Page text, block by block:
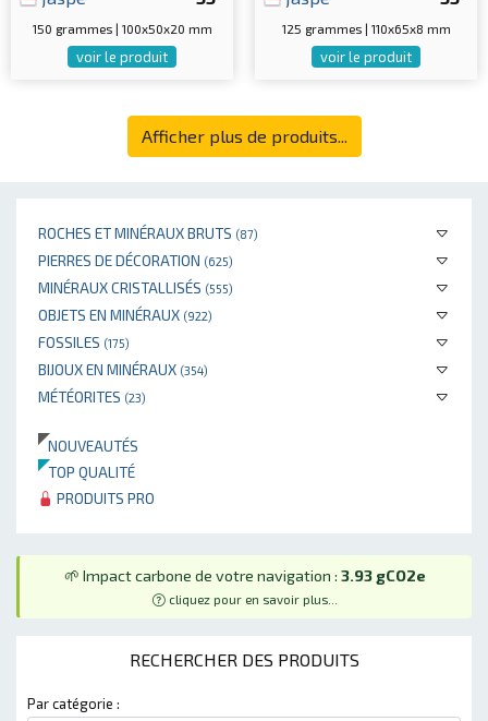
ROCHES ET MINÉRAUX BRUTS (87)
PIERRES DE DÉCORATION (625)
MINÉRAUX CRISTALLISÉS (555)
OBJETS EN MINÉRAUX (922)
FOSSILES (175)
BIJOUX EN MINÉRAUX (354)
MÉTÉORITES (23)
NOUVEAUTÉS
TOP QUALITÉ
PRODUITS PRO
🌱 Impact carbone de votre navigation : 3.93 gCO2e
cliquez pour en savoir plus...
RECHERCHER DES PRODUITS
Par catégorie :
150 grammes | 100x50x20 mm
voir le produit
125 grammes | 110x65x8 mm
voir le produit
Afficher plus de produits...